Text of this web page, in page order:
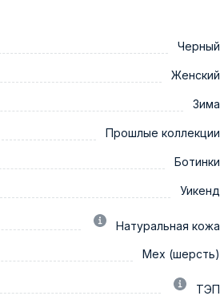
Черный
Женский
Зима
Прошлые коллекции
Ботинки
Уикенд
Натуральная кожа
Мех (шерсть)
ТЭП